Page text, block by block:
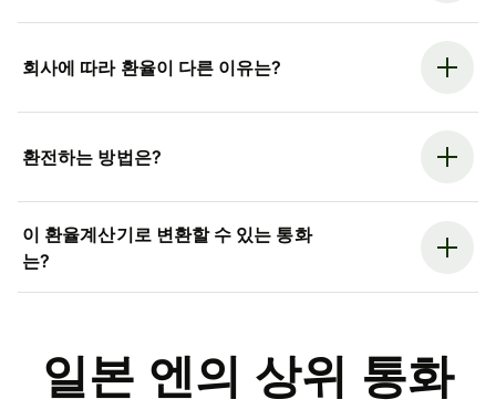
회사에 따라 환율이 다른 이유는?
환전하는 방법은?
이 환율계산기로 변환할 수 있는 통화
는?
일본 엔의 상위 통화